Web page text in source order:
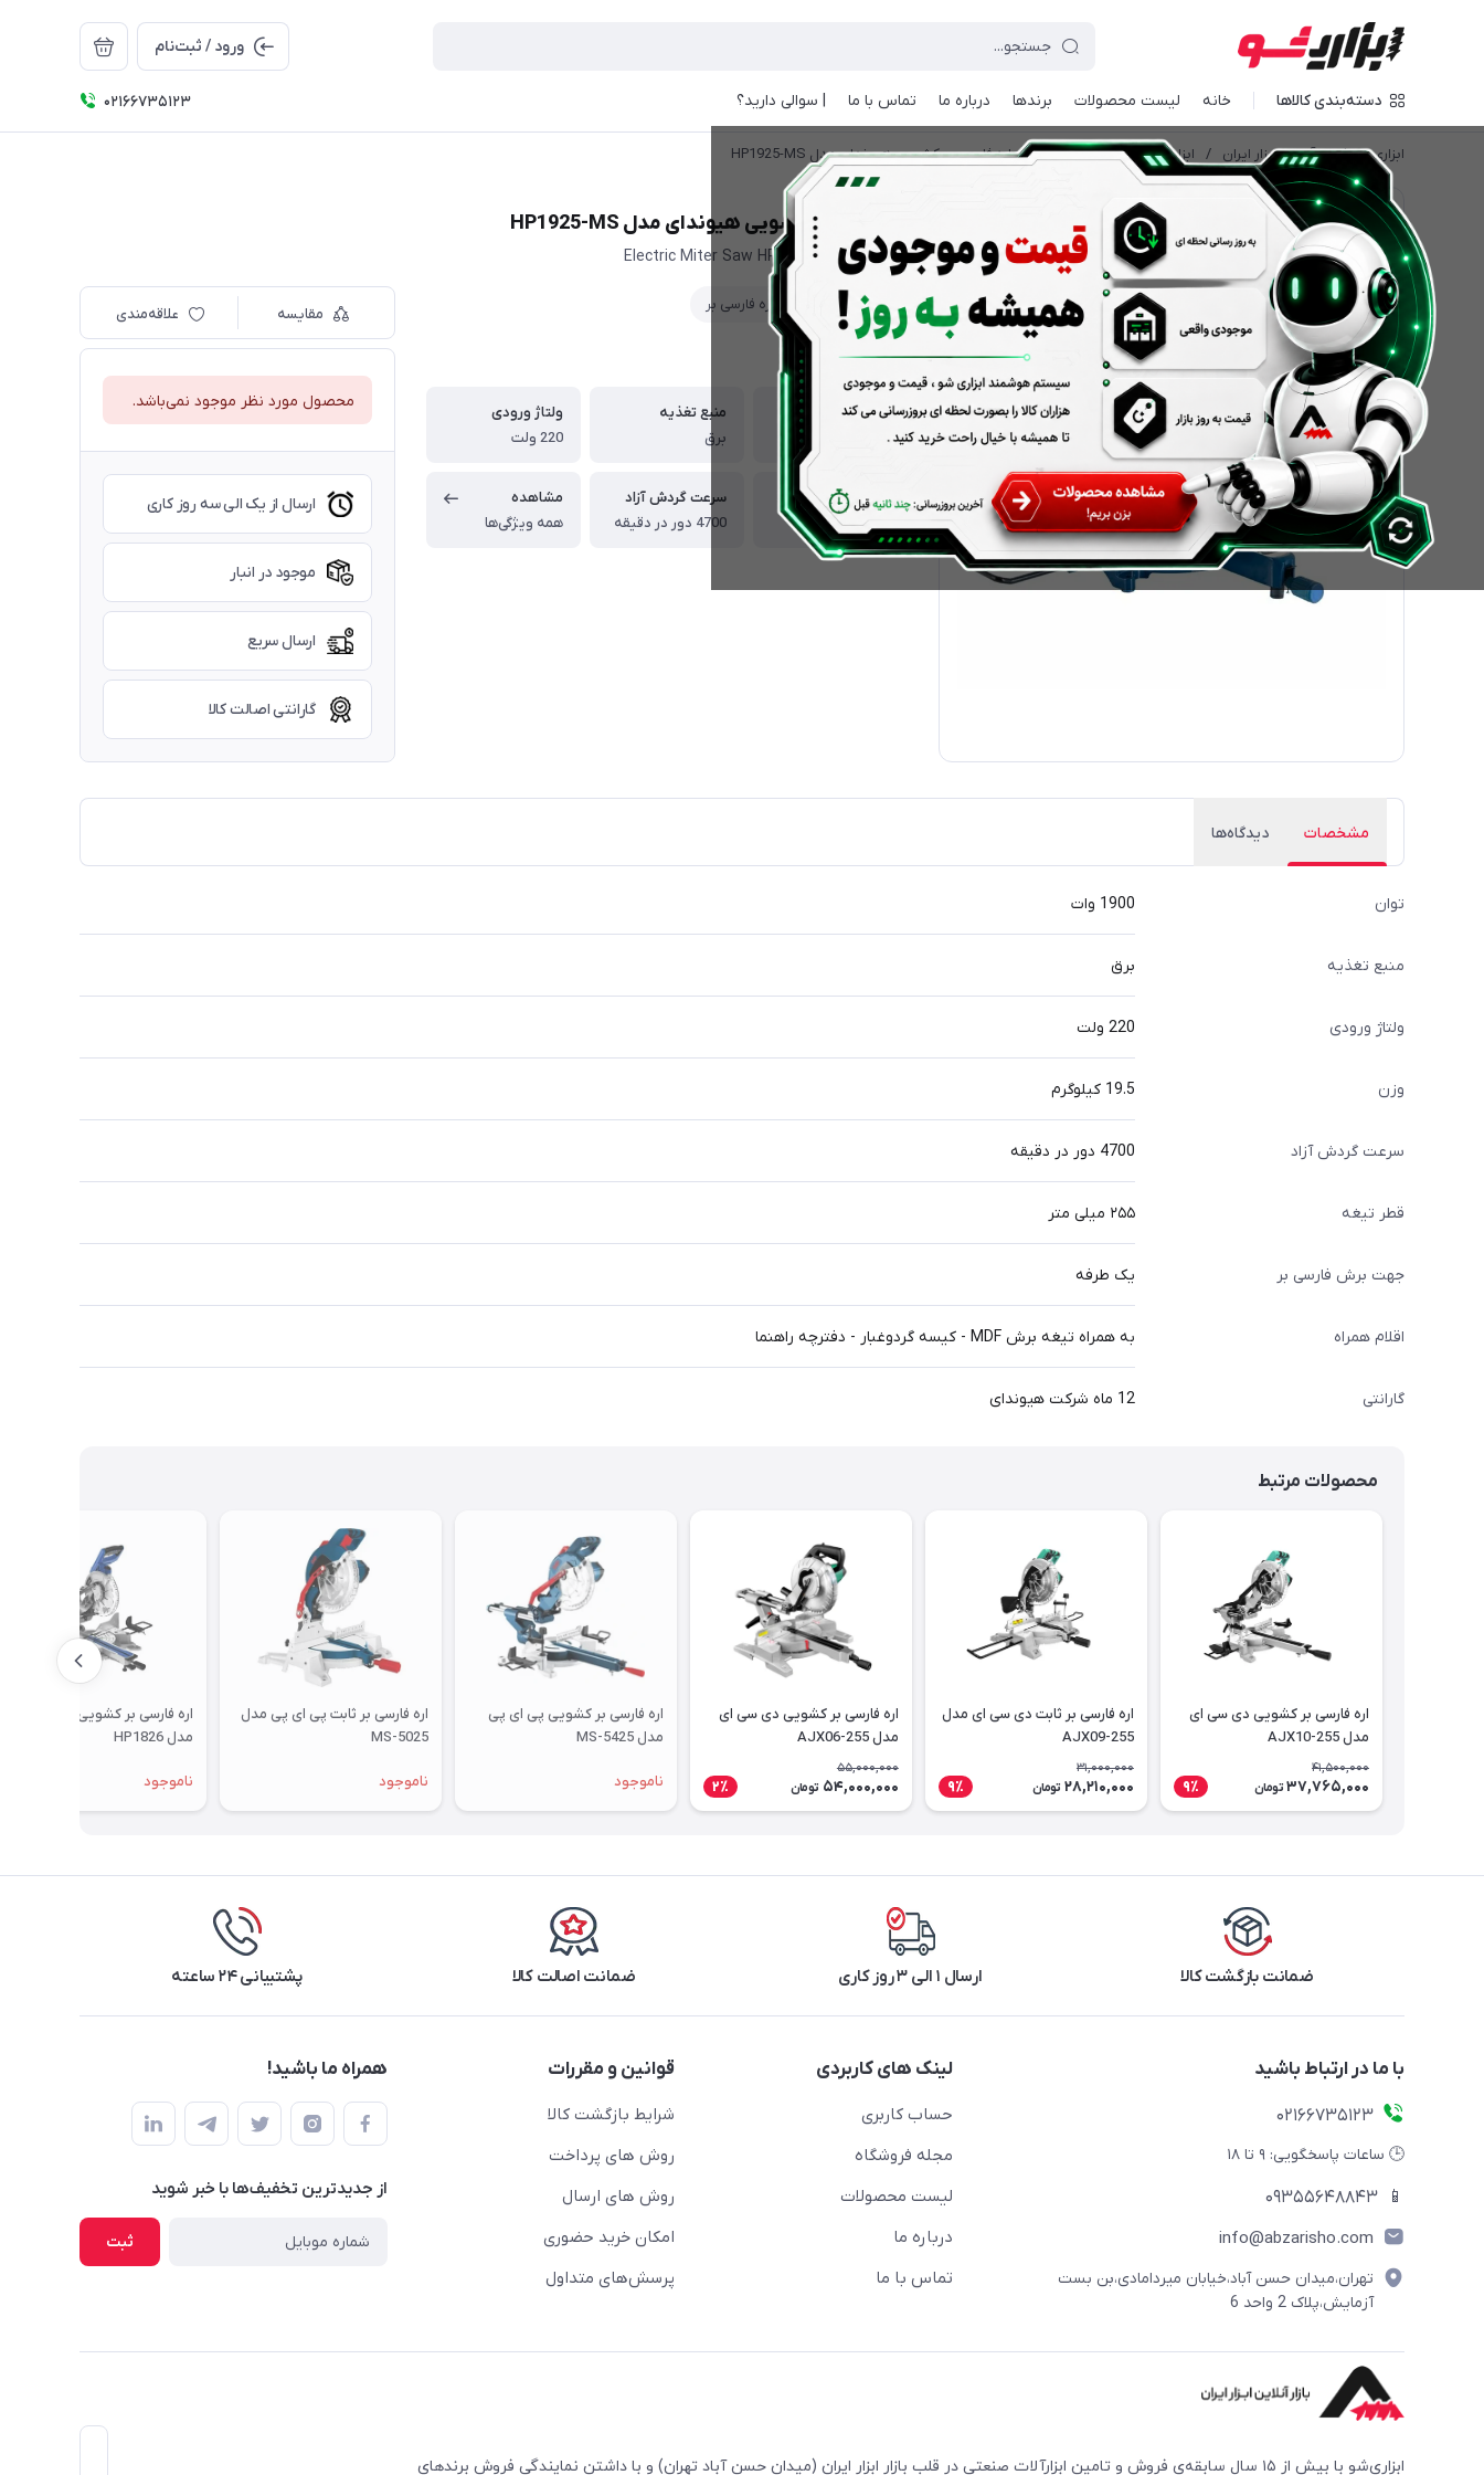
ورود / ثبت‌نام
دسته‌بندی کالاها خانه لیست محصولات برندها درباره ما تماس با ما | سوالی دارید؟ ۰۲۱66735123
ابزاری شو | بازار آنلاین ابزار ایران / ابزار نجاری / اره فارسی بر / اره فارسی بر کشویی هیوندای مدل HP1925-MS
اره فارسی بر کشویی هیوندای مدل HP1925-MS
Electric Miter Saw HP1925-MS HYUNDAI
اره فارسی بر
ویژگی‌ها
توان
1900 وات
منبع تغذیه
برق
ولتاژ ورودی
220 ولت
وزن
19.5 کیلوگرم
سرعت گردش آزاد
4700 دور در دقیقه
مشاهده
همه ویژگی‌ها
مقایسه علاقه‌مندی
محصول مورد نظر موجود نمی‌باشد.
ارسال از یک الی سه روز کاری
موجود در انبار
ارسال سریع
گارانتی اصالت کالا
مشخصات دیدگاه‌ها
توان 1900 وات
منبع تغذیه برق
ولتاژ ورودی 220 ولت
وزن 19.5 کیلوگرم
سرعت گردش آزاد 4700 دور در دقیقه
قطر تیغه ۲۵۵ میلی متر
جهت برش فارسی بر یک طرفه
اقلام همراه به همراه تیغه برش MDF - کیسه گردوغبار - دفترچه راهنما
گارانتی 12 ماه شرکت هیوندای
محصولات مرتبط
اره فارسی بر کشویی دی سی ای
مدل AJX10-255
41,500,000
37,765,000 تومان 9٪
اره فارسی بر ثابت دی سی ای مدل
AJX09-255
31,000,000
28,210,000 تومان 9٪
اره فارسی بر کشویی دی سی ای
مدل AJX06-255
55,000,000
54,000,000 تومان 2٪
اره فارسی بر کشویی پی ای پی
مدل MS-5425
ناموجود
اره فارسی بر ثابت پی ای پی مدل
MS-5025
ناموجود
اره فارسی بر کشویی هیوندای
مدل HP1826
ناموجود
ضمانت بازگشت کالا ارسال ۱ الی ۳ روز کاری ضمانت اصالت کالا پشتیبانی ۲۴ ساعته
با ما در ارتباط باشید
02166735123
🕒 ساعات پاسخگویی: ۹ تا ۱۸
📱
09355648843
info@abzarisho.com
تهران،میدان حسن آباد،خیابان میردامادی،بن بست
آزمایش،پلاک 2 واحد 6
لینک های کاربردی
حساب کاربری
مجله فروشگاه
لیست محصولات
درباره ما
تماس با ما
قوانین و مقررات
شرایط بازگشت کالا
روش های پرداخت
روش های ارسال
امکان خرید حضوری
پرسش‌های متداول
همراه ما باشید!
از جدید‌ترین تخفیف‌ها با‌ خبر شوید
ثبت
ابزاری‌شو با بیش از ۱۵ سال سابقه‌ی فروش و تامین ابزارآلات صنعتی در قلب بازار ابزار ایران (میدان حسن آباد تهران) و با داشتن نمایندگی فروش برندهای